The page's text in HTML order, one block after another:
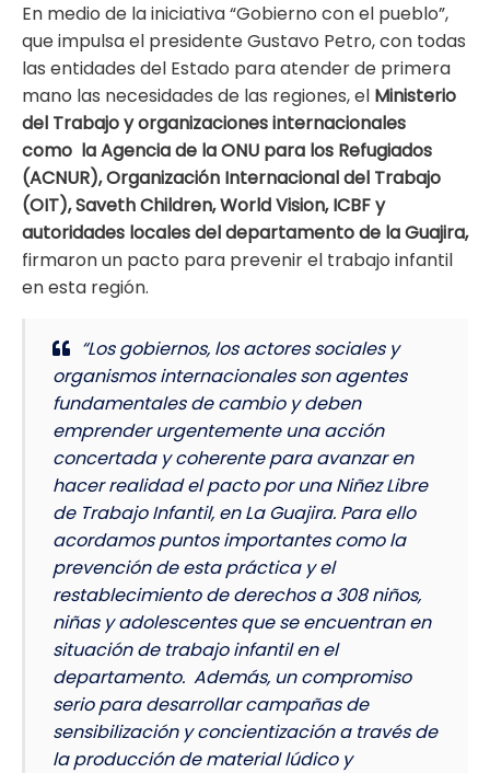
En medio de la iniciativa “Gobierno con el pueblo”,
que impulsa el presidente Gustavo Petro, con todas
las entidades del Estado para atender de primera
mano las necesidades de las regiones, el Ministerio
del Trabajo y organizaciones internacionales
como la Agencia de la ONU para los Refugiados
(ACNUR), Organización Internacional del Trabajo
(OIT),Saveth Children,World Vision, ICBF y
autoridades locales del departamento de la Guajira,
firmaron un pacto para prevenir el trabajo infantil
en esta región.
“Los gobiernos, los actores sociales y
organismos internacionales son agentes
fundamentales de cambio y deben
emprender urgentemente una acción
concertada y coherente para avanzar en
hacer realidad el pacto por una Niñez Libre
de Trabajo Infantil, en La Guajira. Para ello
acordamos puntos importantes como la
prevención de esta práctica y el
restablecimiento de derechos a 308 niños,
niñas y adolescentes que se encuentran en
situación de trabajo infantil en el
departamento. Además, un compromiso
serio paradesarrollar campañas de
sensibilización y concientización a través de
la producción de material lúdico y